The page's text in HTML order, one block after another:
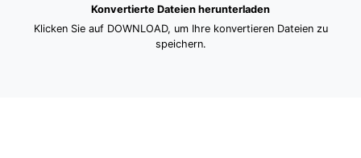
Konvertierte Dateien herunterladen
Klicken Sie auf DOWNLOAD, um Ihre konvertieren Dateien zu
speichern.